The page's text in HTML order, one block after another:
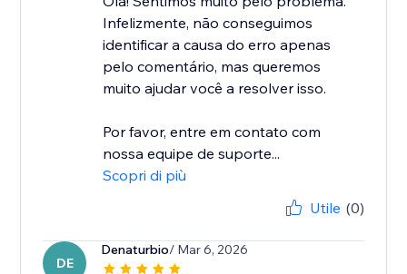
Infelizmente, não conseguimos
identificar a causa do erro apenas
pelo comentário, mas queremos
muito ajudar você a resolver isso.
Por favor, entre em contato com
nossa equipe de suporte...
Scopri di più
Utile (0)
DE
Denaturbio/ Mar 6, 2026